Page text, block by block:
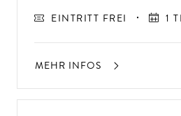
EINTRITT FREI 1
MEHR INFOS